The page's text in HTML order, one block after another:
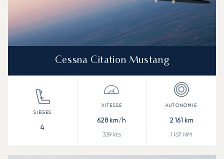
Cessna Citation Mustang
4
628 km/h
339kts
2 161 km
1 167 NM